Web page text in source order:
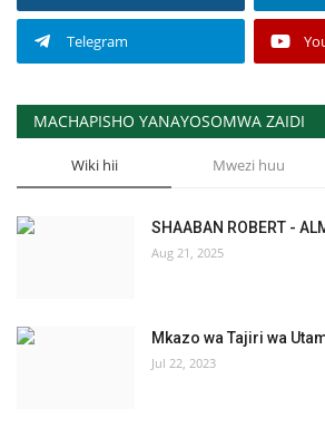
Telegram
MACHAPISHO YANAYOSOMWA ZAIDI
Wiki hii Mwezi huu
SHAABAN ROBERT -
Aug 21, 2025
Mkazo wa Tajiri wa
Jul 22, 2023